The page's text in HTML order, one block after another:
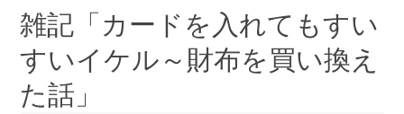
雑記「カードを入れてもすい
すいイケル～財布を買い換え
た話」